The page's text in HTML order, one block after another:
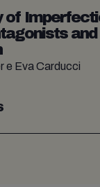
of
e Eva Carducci